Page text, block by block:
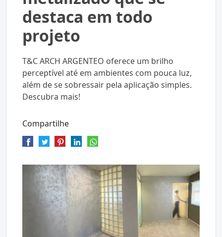
destaca em todo
projeto
T&C ARCH ARGENTEO oferece um brilho
perceptível até em ambientes com pouca luz,
além de se sobressair pela aplicação simples.
Descubra mais!
Compartilhe